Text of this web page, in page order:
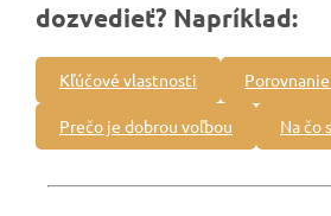
dozvedieť? Napríklad:
Kľúčové vlastnosti
Prečo je dobrou voľbou Na čo